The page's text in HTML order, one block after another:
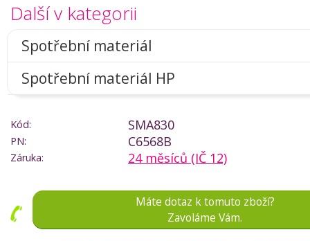
Další v kategorii
Spotřební materiál
Spotřební materiál HP
Kód: SMA830
PN: C6568B
Záruka: 24 měsíců (IČ 12)
Máte dotaz k tomuto zboží?
Zavoláme Vám.